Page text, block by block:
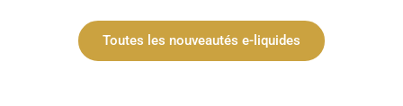
Toutes les nouveautés e-liquides